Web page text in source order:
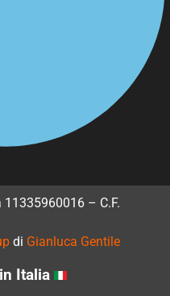
– C.F.
di Gianluca Gentile
Italia